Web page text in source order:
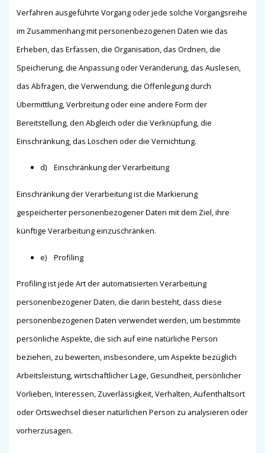
Verfahren ausgeführte Vorgang oder jede solche Vorgangsreihe
im Zusammenhang mit personenbezogenen Daten wie das
Erheben, das Erfassen, die Organisation, das Ordnen, die
Speicherung, die Anpassung oder Veränderung, das Auslesen,
das Abfragen, die Verwendung, die Offenlegung durch
Übermittlung, Verbreitung oder eine andere Form der
Bereitstellung, den Abgleich oder die Verknüpfung, die
Einschränkung, das Löschen oder die Vernichtung.
d) Einschränkung der Verarbeitung
Einschränkung der Verarbeitung ist die Markierung
gespeicherter personenbezogener Daten mit dem Ziel, ihre
künftige Verarbeitung einzuschränken.
e) Profiling
Profiling ist jede Art der automatisierten Verarbeitung
personenbezogener Daten, die darin besteht, dass diese
personenbezogenen Daten verwendet werden, um bestimmte
persönliche Aspekte, die sich auf eine natürliche Person
beziehen, zu bewerten, insbesondere, um Aspekte bezüglich
Arbeitsleistung, wirtschaftlicher Lage, Gesundheit, persönlicher
Vorlieben, Interessen, Zuverlässigkeit, Verhalten, Aufenthaltsort
oder Ortswechsel dieser natürlichen Person zu analysieren oder
vorherzusagen.